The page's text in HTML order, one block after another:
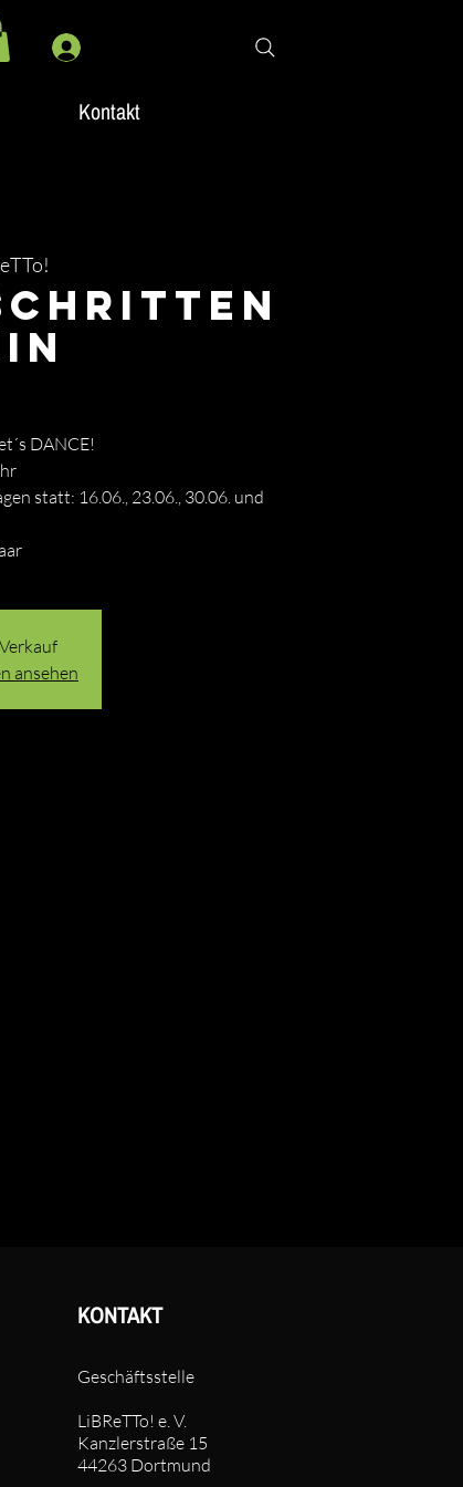
Kontakt
DANCE!
statt: 16.06., 23.06., 30.06. und
ansehen
KONTAKT
Geschäftsstelle
LiBReTTo! e. V.
Kanzlerstraße 15
44263 Dortmund